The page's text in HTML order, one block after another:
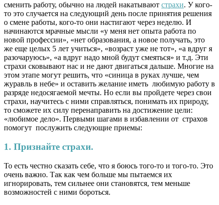
сменить работу, обычно на людей накатывают страхи. У кого-
то это случается на следующий день после принятия решения
о смене работы, кого-то они настигают через неделю. И
начинаются мрачные мысли «у меня нет опыта работа по
новой профессии», «нет образования, а новое получать, это
же еще целых 5 лет учиться», «возраст уже не тот», «а вдруг я
разочаруюсь», «а вдруг надо мной будут смеяться» и т.д. Эти
страхи сковывают нас и не дают двигаться дальше. Многие на
этом этапе могут решить, что «синица в руках лучше, чем
журавль в небе» и оставить желание иметь любимую работу в
разряде недосягаемой мечты. Но если вы пройдете через свои
страхи, научитесь с ними справляться, понимать их природу,
то сможете их силу перенаправить на достижение цели:
«любимое дело». Первыми шагами в избавлении от страхов
помогут послужить следующие приемы:
1. Признайте страхи.
То есть честно сказать себе, что я боюсь того-то и того-то. Это
очень важно. Так как чем больше мы пытаемся их
игнорировать, тем сильнее они становятся, тем меньше
возможностей с ними бороться.